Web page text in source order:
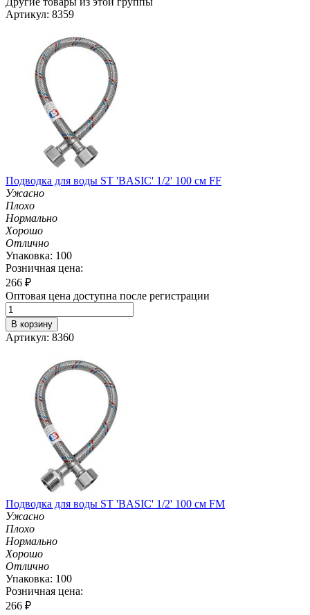
Артикул: 8359
Подводка для воды ST 'BASIC' 1/2' 100 см FF
Ужасно
Плохо
Нормально
Хорошо
Отлично
Упаковка: 100
Розничная цена:
266 ₽
Оптовая цена доступна после регистрации
В корзину
Артикул: 8360
Подводка для воды ST 'BASIC' 1/2' 100 см FM
Ужасно
Плохо
Нормально
Хорошо
Отлично
Упаковка: 100
Розничная цена:
266 ₽